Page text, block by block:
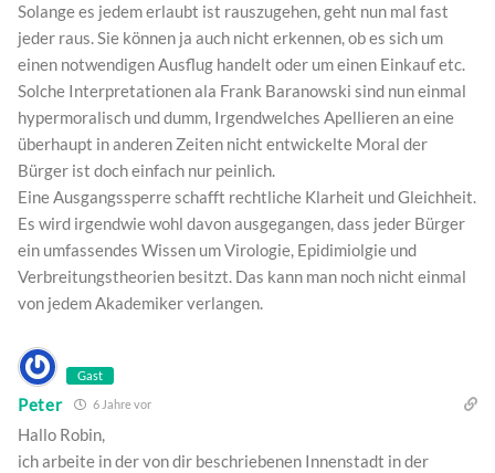
Solange es jedem erlaubt ist rauszugehen, geht nun mal fast
jeder raus. Sie können ja auch nicht erkennen, ob es sich um
einen notwendigen Ausflug handelt oder um einen Einkauf etc.
Solche Interpretationen ala Frank Baranowski sind nun einmal
hypermoralisch und dumm, Irgendwelches Apellieren an eine
überhaupt in anderen Zeiten nicht entwickelte Moral der
Bürger ist doch einfach nur peinlich.
Eine Ausgangssperre schafft rechtliche Klarheit und Gleichheit.
Es wird irgendwie wohl davon ausgegangen, dass jeder Bürger
ein umfassendes Wissen um Virologie, Epidimiolgie und
Verbreitungstheorien besitzt. Das kann man noch nicht einmal
von jedem Akademiker verlangen.
Gast
Peter 6 Jahre vor
Hallo Robin,
ich arbeite in der von dir beschriebenen Innenstadt in der